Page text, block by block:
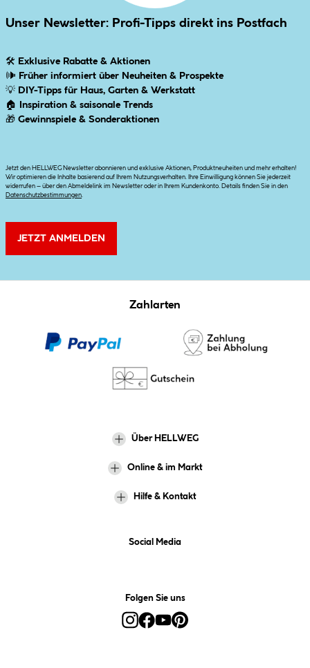
Unser Newsletter: Profi-Tipps direkt ins Postfach
🛠 Exklusive Rabatte & Aktionen
🕪 Früher informiert über Neuheiten & Prospekte
💡 DIY-Tipps für Haus, Garten & Werkstatt
🏠
Inspiration & saisonale Trends
🎁 Gewinnspiele & Sonderaktionen
Jetzt den HELLWEG Newsletter abonnieren und exklusive Aktionen, Produktneuheiten und mehr erhalten!
Wir optimieren die Inhalte basierend auf Ihrem Nutzungsverhalten. Ihre Einwilligung können Sie jederzeit
widerrufen – über den Abmeldelink im Newsletter oder in Ihrem Kundenkonto. Details finden Sie in den
Datenschutzbestimmungen
JETZT ANMELDEN
Zahlarten
Über HELLWEG
Online & im Markt
Hilfe & Kontakt
Social Media
Folgen Sie uns